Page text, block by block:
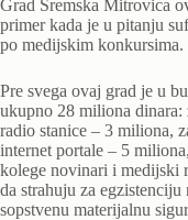
Grad Sremska Mitrovica
primer kada je u pitanju
po medijskim konkursima.
Pre svega ovaj grad je u
ukupno 28 miliona dinara:
radio stanice – 3 miliona,
internet portale – 5
kolege novinari i medijski
da strahuju za
sopstvenu materijalnu